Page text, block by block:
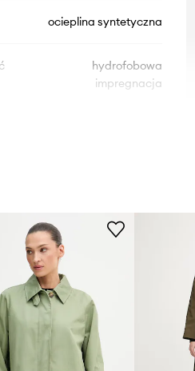
ocieplina syntetyczna
hydrofobowa
impregnacja